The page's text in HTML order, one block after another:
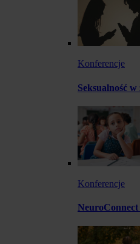
Konferencje
Seksualność
Konferencje
NeuroConnect